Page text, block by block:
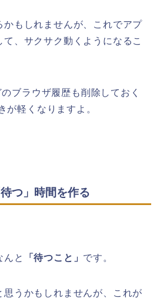
かもしれませんが、これでアプ
て、サクサク動くようになるこ
ブラウザ履歴も削除しておく
が軽くなりますよ。
つ」時間を作る
んと 「待つこと」 です。
思うかもしれませんが、これが